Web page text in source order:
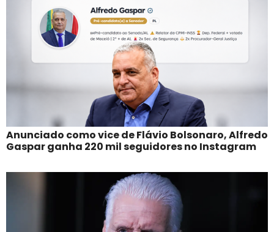
Anunciado como vice de Flávio Bolsonaro, Alfredo
Gaspar ganha 220 mil seguidores no Instagram